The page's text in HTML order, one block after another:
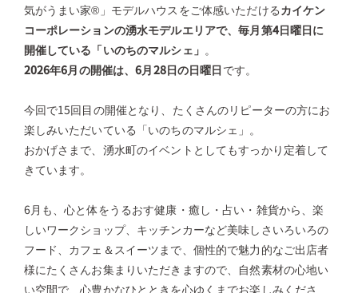
気がうまい家®」モデルハウスをご体感いただけるカイケン
コーポレーションの湧水モデルエリアで、毎月第4日曜日に
開催している「いのちのマルシェ」 。
2026年6月の開催は、6月28日の日曜日 です。
今回で15回目の開催となり、たくさんのリピーターの方にお
楽しみいただいている「いのちのマルシェ」。
おかげさまで、湧水町のイベントとしてもすっかり定着して
きています。
6月も、心と体をうるおす健康・癒し・占い・雑貨から、楽
しいワークショップ、キッチンカーなど美味しさいろいろの
フード、カフェ＆スイーツまで、個性的で魅力的なご出店者
様にたくさんお集まりいただきますので、自然素材の心地い
い空間で、心豊かなひとときを心ゆくまでお楽しみくださ